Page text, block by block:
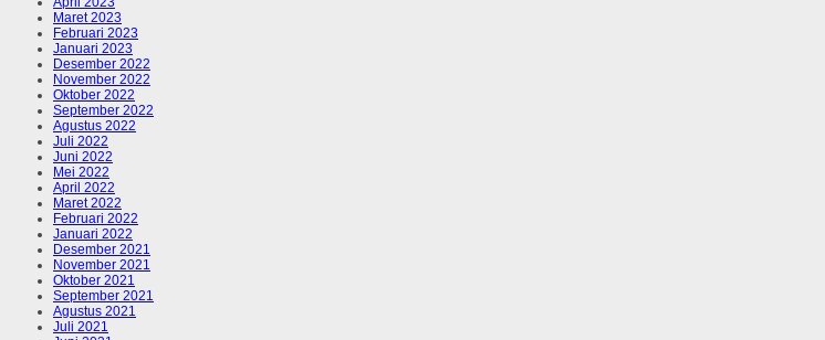
Maret 2023
Februari 2023
Januari 2023
Desember 2022
November 2022
Oktober 2022
September 2022
Agustus 2022
Juli 2022
Juni 2022
Mei 2022
April 2022
Maret 2022
Februari 2022
Januari 2022
Desember 2021
November 2021
Oktober 2021
September 2021
Agustus 2021
Juli 2021